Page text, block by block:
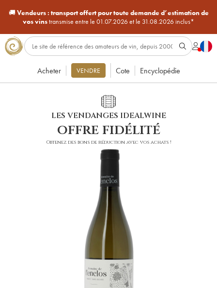
🚚Vendeurs : transport offert pour toute demande d’estimation de
vos vinstransmise entre le 01.07.2026 et le 31.08.2026 inclus*
Acheter VENDRE Cote Encyclopédie
LES VENDANGES IDEALWINE
offre fidélité
Obtenez des bons de réduction avec vos achats !